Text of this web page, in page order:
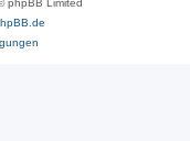
phpBB Limited